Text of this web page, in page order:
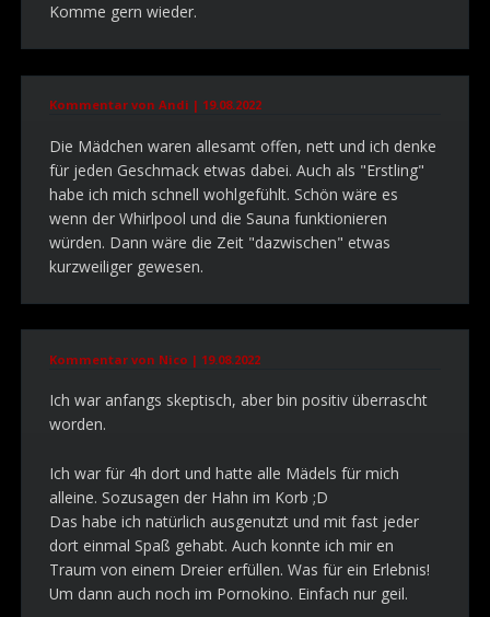
Komme gern wieder.
Kommentar von Andi | 19.08.2022
Die Mädchen waren allesamt offen, nett und ich denke
für jeden Geschmack etwas dabei. Auch als "Erstling"
habe ich mich schnell wohlgefühlt. Schön wäre es
wenn der Whirlpool und die Sauna funktionieren
würden. Dann wäre die Zeit "dazwischen" etwas
kurzweiliger gewesen.
Kommentar von Nico | 19.08.2022
Ich war anfangs skeptisch, aber bin positiv überrascht
worden.
Ich war für 4h dort und hatte alle Mädels für mich
alleine. Sozusagen der Hahn im Korb ;D
Das habe ich natürlich ausgenutzt und mit fast jeder
dort einmal Spaß gehabt. Auch konnte ich mir en
Traum von einem Dreier erfüllen. Was für ein Erlebnis!
Um dann auch noch im Pornokino. Einfach nur geil.